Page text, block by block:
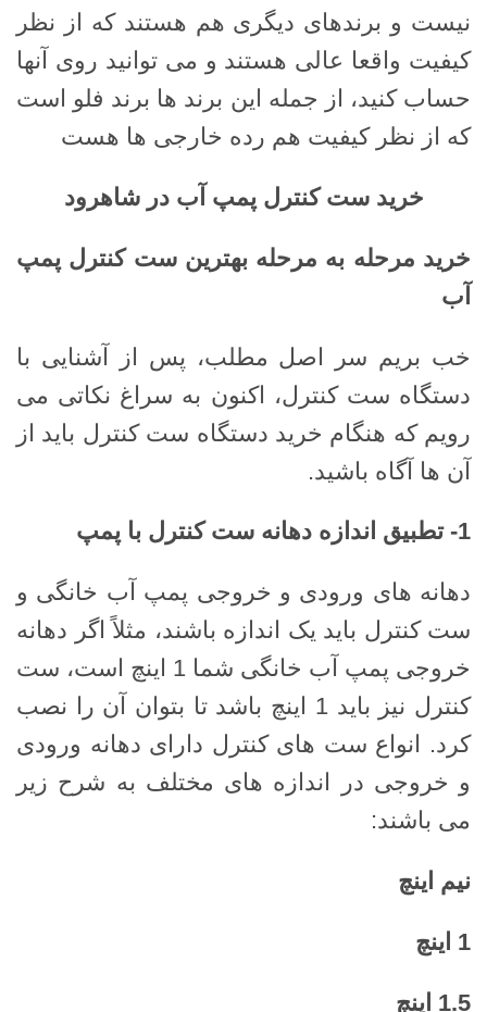
نیست و برندهای دیگری هم هستند که از نظر
کیفیت واقعا عالی هستند و می توانید روی آنها
حساب کنید، از جمله این برند ها برند فلو است
که از نظر کیفیت هم رده خارجی ها هست
خرید ست کنترل پمپ آب در شاهرود
خرید مرحله به مرحله بهترین ست کنترل پمپ
آب
خب بریم سر اصل مطلب، پس از آشنایی با
دستگاه ست کنترل، اکنون به سراغ نکاتی می
رویم که هنگام خرید دستگاه ست کنترل باید از
آن ها آگاه باشید.
1- تطبیق اندازه دهانه ست کنترل با پمپ
دهانه های ورودی و خروجی پمپ آب خانگی و
ست کنترل باید یک اندازه باشند، مثلاً اگر دهانه
خروجی پمپ آب خانگی شما 1 اینچ است، ست
کنترل نیز باید 1 اینچ باشد تا بتوان آن را نصب
کرد. انواع ست های کنترل دارای دهانه ورودی
و خروجی در اندازه های مختلف به شرح زیر
می باشند:
نیم اینچ
1 اینچ
1.5 اینچ